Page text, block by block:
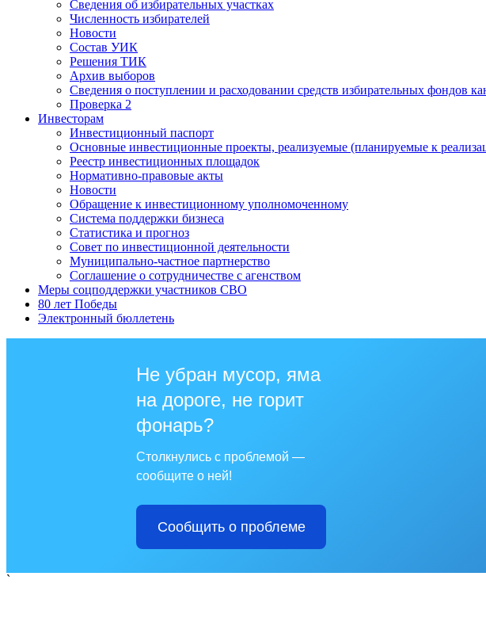
Сведения об избирательных участках
Численность избирателей
Новости
Состав УИК
Решения ТИК
Архив выборов
Сведения о поступлении и расходовании средств избирательных фондов
Проверка 2
Инвесторам
Инвестиционный паспорт
Основные инвестиционные проекты, реализуемые (планируемые к
Реестр инвестиционных площадок
Нормативно-правовые акты
Новости
Обращение к инвестиционному уполномоченному
Система поддержки бизнеса
Статистика и прогноз
Совет по инвестиционной деятельности
Муниципально-частное партнерство
Соглашение о сотрудничестве с агенством
Меры соцподдержки участников СВО
80 лет Победы
Электронный бюллетень
Не убран мусор, яма
на дороге, не горит
фонарь?
Столкнулись с проблемой —
сообщите о ней!
Сообщить о проблеме
`